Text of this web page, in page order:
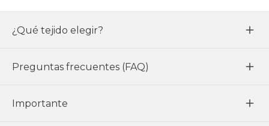
¿Qué tejido elegir?
Preguntas frecuentes (FAQ)
Importante